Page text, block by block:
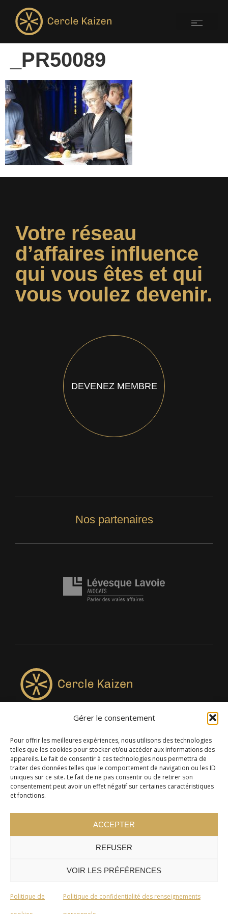
Gérer le consentement
Pour offrir les meilleures expériences, nous utilisons des technologies
telles que les cookies pour stocker et/ou accéder aux informations des
appareils. Le fait de consentir à ces technologies nous permettra de
traiter des données telles que le comportement de navigation ou les ID
uniques sur ce site. Le fait de ne pas consentir ou de retirer son
consentement peut avoir un effet négatif sur certaines caractéristiques
et fonctions.
ACCEPTER
REFUSER
VOIR LES PRÉFÉRENCES
Politique de Politique de confidentialité des renseignements
_PR50089
Votre réseau
d’affaires influence
qui vous êtes et qui
vous voulez devenir.
DEVENEZ MEMBRE
Nos partenaires
4957, rue Lionel-Groulx, bureau 819, Saint-Augustin-de-
Desmaures QC G3A 0M7
© 2024 Cercle Kaizen. Tous droits réservés -